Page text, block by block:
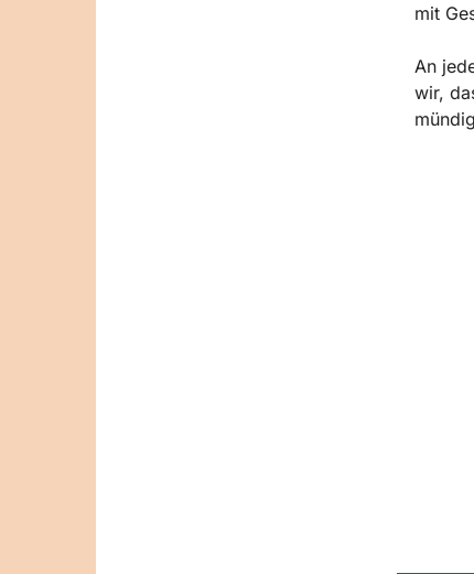
mit
An
wir,